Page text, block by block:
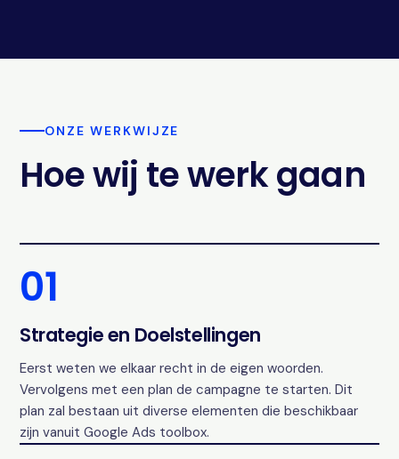
ONZE WERKWIJZE
Hoe wij te werk gaan
01
Strategie en Doelstellingen
Eerst weten we elkaar recht in de eigen woorden.
Vervolgens met een plan de campagne te starten. Dit
plan zal bestaan uit diverse elementen die beschikbaar
zijn vanuit Google Ads toolbox.